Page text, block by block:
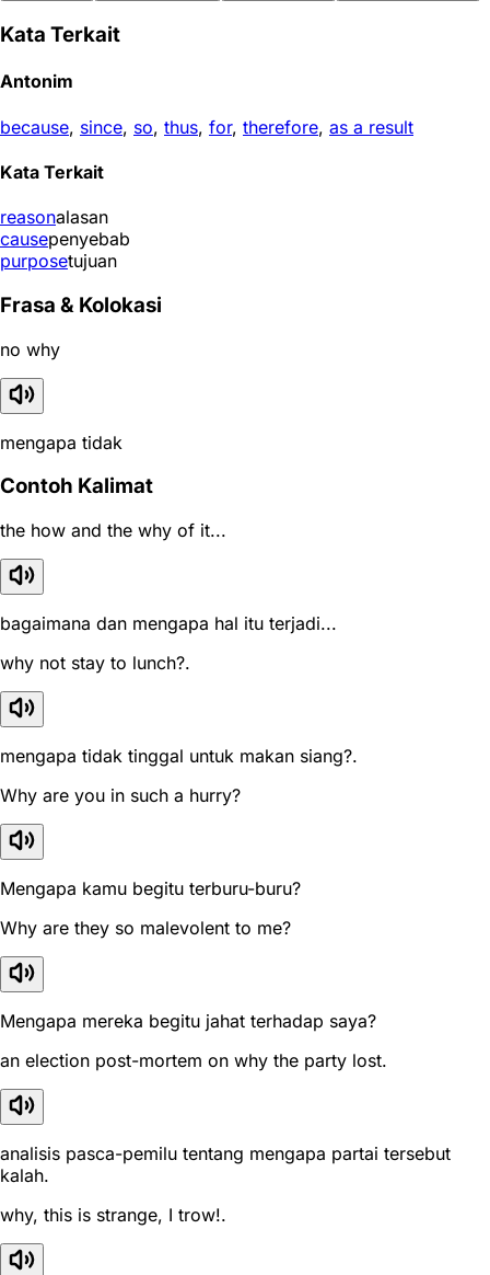
Kata Terkait
Antonim
because, since, so, thus, for, therefore, as a result
Kata Terkait
reasonalasan
causepenyebab
purposetujuan
Frasa & Kolokasi
no why
mengapa tidak
Contoh Kalimat
the how and the why of it...
bagaimana dan mengapa hal itu terjadi...
why not stay to lunch?.
mengapa tidak tinggal untuk makan siang?.
Why are you in such a hurry?
Mengapa kamu begitu terburu-buru?
Why are they so malevolent to me?
Mengapa mereka begitu jahat terhadap saya?
an election post-mortem on why the party lost.
analisis pasca-pemilu tentang mengapa partai tersebut
kalah.
why, this is strange, I trow!.